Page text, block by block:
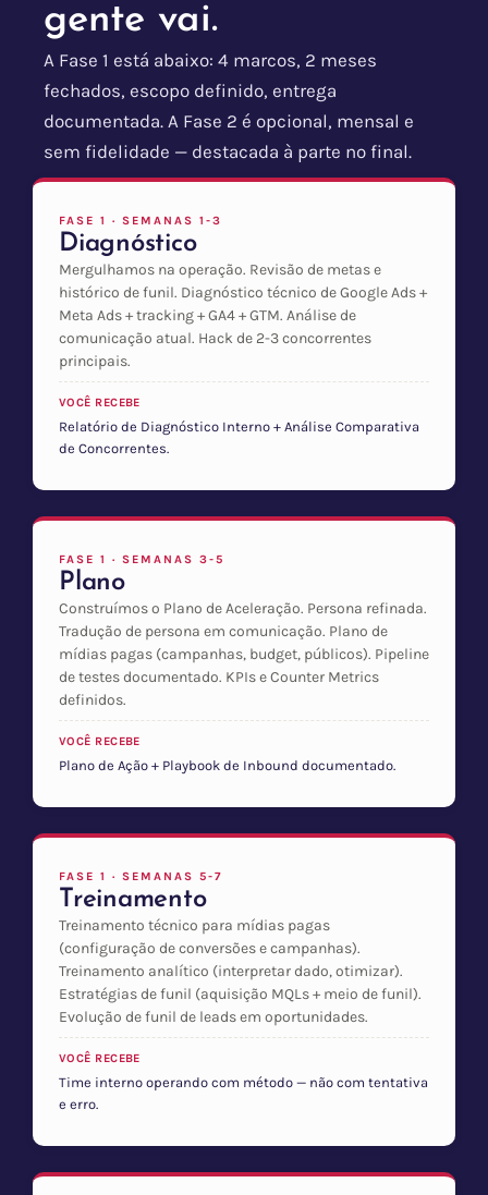
gente vai.
A Fase 1 está abaixo: 4 marcos, 2 meses
fechados, escopo definido, entrega
documentada. A Fase 2 é opcional, mensal e
sem fidelidade — destacada à parte no final.
FASE 1 · SEMANAS 1-3
Diagnóstico
Mergulhamos na operação. Revisão de metas e
histórico de funil. Diagnóstico técnico de Google Ads +
Meta Ads + tracking + GA4 + GTM. Análise de
comunicação atual. Hack de 2-3 concorrentes
principais.
VOCÊ RECEBE
Relatório de Diagnóstico Interno + Análise Comparativa
de Concorrentes.
FASE 1 · SEMANAS 3-5
Plano
Construímos o Plano de Aceleração. Persona refinada.
Tradução de persona em comunicação. Plano de
mídias pagas (campanhas, budget, públicos). Pipeline
de testes documentado. KPIs e Counter Metrics
definidos.
VOCÊ RECEBE
Plano de Ação + Playbook de Inbound documentado.
FASE 1 · SEMANAS 5-7
Treinamento
Treinamento técnico para mídias pagas
(configuração de conversões e campanhas).
Treinamento analítico (interpretar dado, otimizar).
Estratégias de funil (aquisição MQLs + meio de funil).
Evolução de funil de leads em oportunidades.
VOCÊ RECEBE
Time interno operando com método — não com tentativa
e erro.